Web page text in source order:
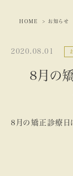
HOME お知らせ
2020.08.01
8月の
8月の矯正診療日